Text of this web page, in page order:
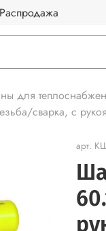
Распродажа
для
сварка, с
арт.